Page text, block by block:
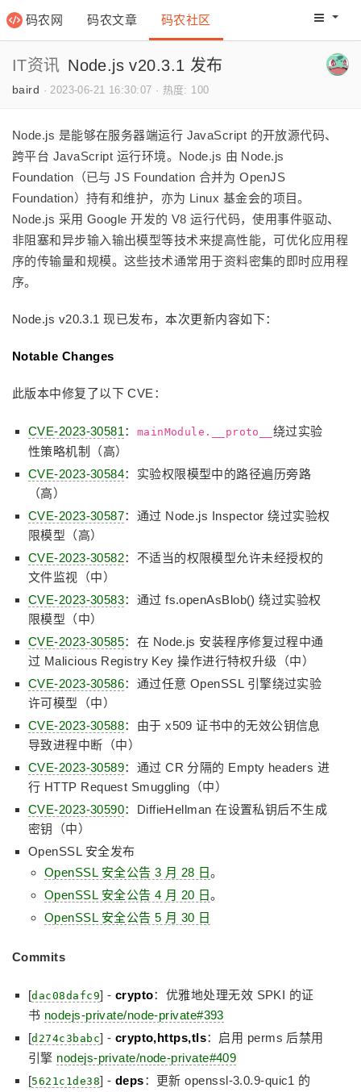
码农网 码农文章 码农社区 码农网
IT资讯 Node.js v20.3.1 发布
baird ·2023-06-21 16:30:07 · 热度: 100
Node.js 是能够在服务器端运行 JavaScript 的开放源代码、
跨平台 JavaScript 运行环境。Node.js 由 Node.js
Foundation（已与 JS Foundation 合并为 OpenJS
Foundation）持有和维护，亦为 Linux 基金会的项目。
Node.js 采用 Google 开发的 V8 运行代码，使用事件驱动、
非阻塞和异步输入输出模型等技术来提高性能，可优化应用程
序的传输量和规模。这些技术通常用于资料密集的即时应用程
序。
Node.js v20.3.1 现已发布，本次更新内容如下：
Notable Changes
此版本中修复了以下 CVE：
CVE-2023-30581： mainModule.__proto__ 绕过实验
性策略机制（高）
CVE-2023-30584：实验权限模型中的路径遍历旁路
（高）
CVE-2023-30587：通过 Node.js Inspector 绕过实验权
限模型（高）
CVE-2023-30582：不适当的权限模型允许未经授权的
文件监视（中）
CVE-2023-30583：通过 fs.openAsBlob() 绕过实验权
限模型（中）
CVE-2023-30585：在 Node.js 安装程序修复过程中通
过 Malicious Registry Key 操作进行特权升级（中）
CVE-2023-30586：通过任意 OpenSSL 引擎绕过实验
许可模型（中）
CVE-2023-30588：由于 x509 证书中的无效公钥信息
导致进程中断（中）
CVE-2023-30589：通过 CR 分隔的 Empty headers 进
行 HTTP Request Smuggling（中）
CVE-2023-30590：DiffieHellman 在设置私钥后不生成
密钥（中）
OpenSSL 安全发布
OpenSSL 安全公告 3 月 28 日。
OpenSSL 安全公告 4 月 20 日。
OpenSSL 安全公告 5 月 30 日
Commits
[dac08dafc9] - crypto：优雅地处理无效 SPKI 的证
书 nodejs-private/node-private#393
[d274c3babc] - crypto,https,tls：启用 perms 后禁用
引擎 nodejs-private/node-private#409
[5621c1de38] - deps：更新 openssl-3.0.9-quic1 的